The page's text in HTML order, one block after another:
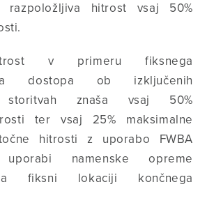
razpoložljiva hitrost vsaj 50%
v primeru fiksnega
dostopa ob izključenih
storitvah znaša vsaj 50%
ter vsaj 25% maksimalne
hitrosti z uporabo FWBA
namenske opreme
fiksni lokaciji končnega